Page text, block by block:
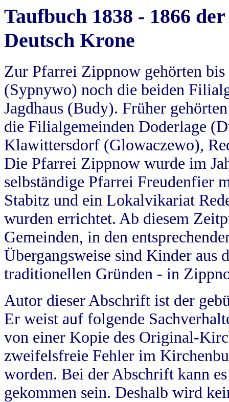
Taufbuch 1838 - 1866
Deutsch Krone
Zur Pfarrei Zippnow gehörten
(Sypnywo) noch die beiden
Jagdhaus (Budy). Früher
die Filialgemeinden Doderlage
Klawittersdorf (Glowaczewo),
Die Pfarrei Zippnow wurde im
selbständige Pfarrei Freudenfier
Stabitz und ein Lokalvikariat
wurden errichtet. Ab diesem
Gemeinden, in den
Übergangsweise sind Kinder aus
traditionellen Gründen - in
Autor dieser Abschrift ist der
Er weist auf folgende
von einer Kopie des Original-
zweifelsfreie Fehler im
worden. Bei der Abschrift kann
gekommen sein. Deshalb wird